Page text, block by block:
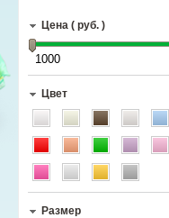
Цена ( руб. )
1000
Цвет
Размер